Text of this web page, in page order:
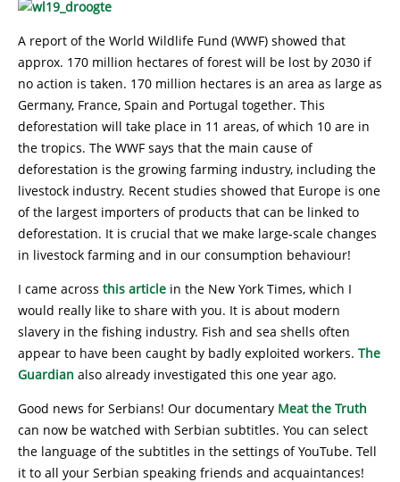
A report of the World Wildlife Fund (WWF) showed that
approx. 170 million hectares of forest will be lost by 2030 if
no action is taken. 170 million hectares is an area as large as
Germany, France, Spain and Portugal together. This
deforestation will take place in 11 areas, of which 10 are in
the tropics. The WWF says that the main cause of
deforestation is the growing farming industry, including the
livestock industry. Recent studies showed that Europe is one
of the largest importers of products that can be linked to
deforestation. It is crucial that we make large-scale changes
in livestock farming and in our consumption behaviour!
I came across this article in the New York Times, which I
would really like to share with you. It is about modern
slavery in the fishing industry. Fish and sea shells often
appear to have been caught by badly exploited workers. The
Guardian also already investigated this one year ago.
Good news for Serbians! Our documentary Meat the Truth
can now be watched with Serbian subtitles. You can select
the language of the subtitles in the settings of YouTube. Tell
it to all your Serbian speaking friends and acquaintances!